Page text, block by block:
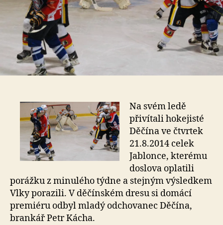
Na svém ledě
přivítali hokejisté
Děčína ve čtvrtek
21.8.2014 celek
Jablonce, kterému
doslova oplatili
porážku z minulého týdne a stejným výsledkem
Vlky porazili. V děčínském dresu si domácí
premiéru odbyl mladý odchovanec Děčína,
brankář Petr Kácha.